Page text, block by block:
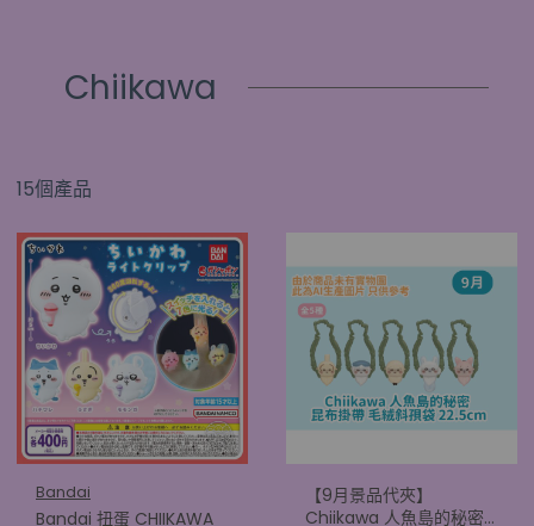
Chiikawa
15個產品
Bandai
Bandai 扭蛋 CHIIKAWA
【9月景品代夾】
Chiikawa 人魚島的秘密